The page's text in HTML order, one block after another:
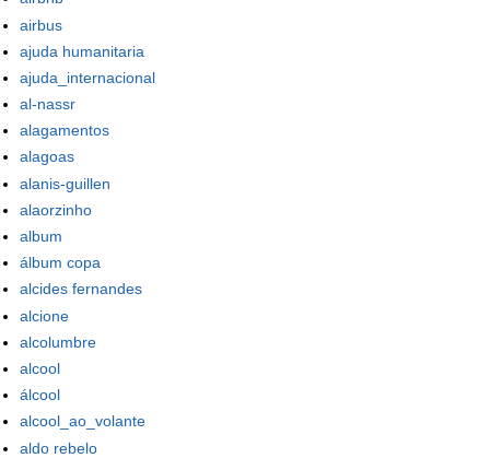
airbus
ajuda humanitaria
ajuda_internacional
al-nassr
alagamentos
alagoas
alanis-guillen
alaorzinho
album
álbum copa
alcides fernandes
alcione
alcolumbre
alcool
álcool
alcool_ao_volante
aldo rebelo